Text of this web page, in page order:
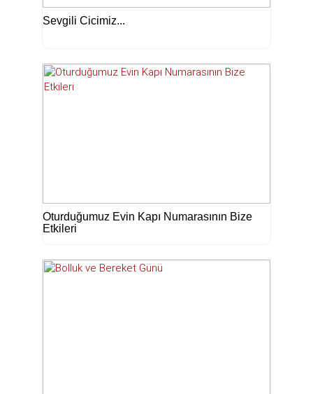
Sevgili Cicimiz...
Oturduğumuz Evin Kapı Numarasının Bize
Etkileri